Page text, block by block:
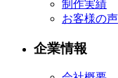
制作実績
お客様の声
企業情報